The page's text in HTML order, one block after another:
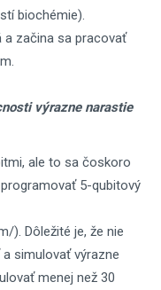
biochémie).
a začina sa pracovať
výrazne narastie
ale to sa čoskoro
5-qubitový
). Dôležité je, že nie
simulovať výrazne
menej než 30